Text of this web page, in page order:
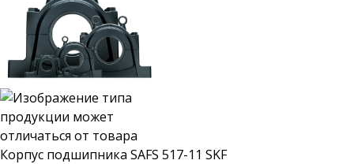
Корпус подшипника SAFS 517-11 SKF